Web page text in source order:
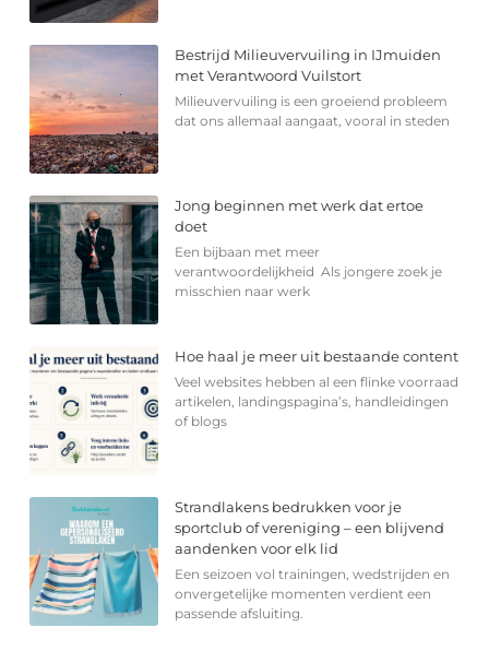
Bestrijd Milieuvervuiling in IJmuiden
met Verantwoord Vuilstort
Milieuvervuiling is een groeiend probleem
dat ons allemaal aangaat, vooral in steden
Jong beginnen met werk dat ertoe
doet
Een bijbaan met meer
verantwoordelijkheid Als jongere zoek je
misschien naar werk
Hoe haal je meer uit bestaande content
Veel websites hebben al een flinke voorraad
artikelen, landingspagina’s, handleidingen
of blogs
Strandlakens bedrukken voor je
sportclub of vereniging – een blijvend
aandenken voor elk lid
Een seizoen vol trainingen, wedstrijden en
onvergetelijke momenten verdient een
passende afsluiting.